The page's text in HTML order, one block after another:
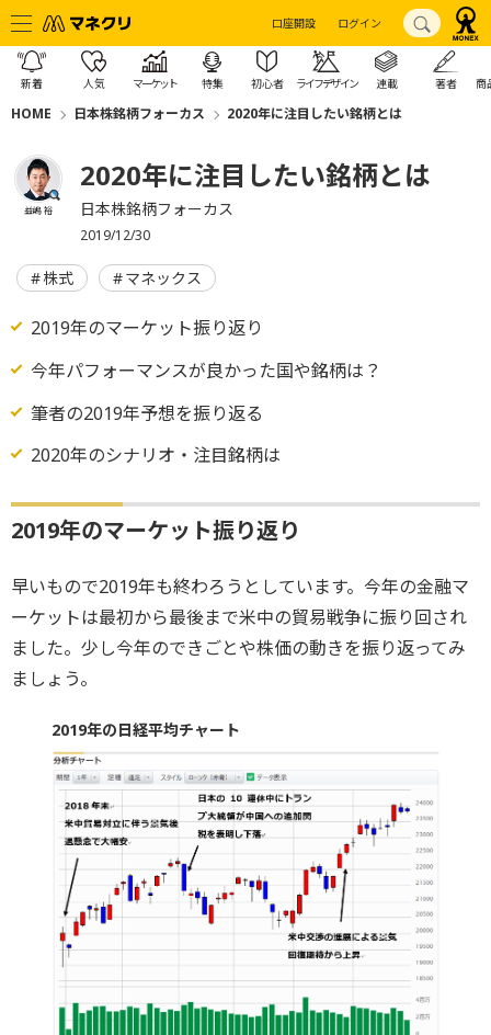
口座開設 ログイン
新着 人気 マーケット 特集 初心者 ライフデザイン 連載 著者 商
HOME 日本株銘柄フォーカス 2020年に注目したい銘柄とは
益嶋 裕
2020年に注目したい銘柄とは
日本株銘柄フォーカス
2019/12/30
株式 マネックス
2019年のマーケット振り返り
今年パフォーマンスが良かった国や銘柄は？
筆者の2019年予想を振り返る
2020年のシナリオ・注目銘柄は
2019年のマーケット振り返り
早いもので2019年も終わろうとしています。今年の金融マ
ーケットは最初から最後まで米中の貿易戦争に振り回され
ました。少し今年のできごとや株価の動きを振り返ってみ
ましょう。
2019年の日経平均チャート